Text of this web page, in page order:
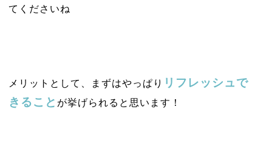
てくださいね
メリットとして、まずはやっぱり リフレッシュで
きること が挙げられると思います！